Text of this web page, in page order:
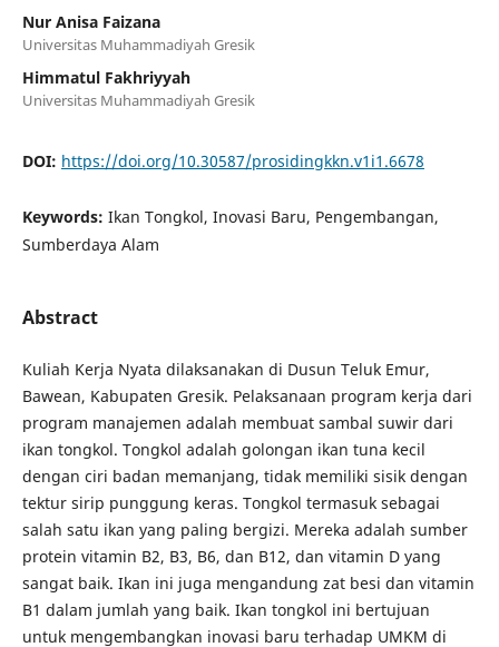
Nur Anisa Faizana
Universitas Muhammadiyah Gresik
Himmatul Fakhriyyah
Universitas Muhammadiyah Gresik
DOI: https://doi.org/10.30587/prosidingkkn.v1i1.6678
Keywords: Ikan Tongkol, Inovasi Baru, Pengembangan,
Sumberdaya Alam
Abstract
Kuliah Kerja Nyata dilaksanakan di Dusun Teluk Emur,
Bawean, Kabupaten Gresik. Pelaksanaan program kerja dari
program manajemen adalah membuat sambal suwir dari
ikan tongkol. Tongkol adalah golongan ikan tuna kecil
dengan ciri badan memanjang, tidak memiliki sisik dengan
tektur sirip punggung keras. Tongkol termasuk sebagai
salah satu ikan yang paling bergizi. Mereka adalah sumber
protein vitamin B2, B3, B6, dan B12, dan vitamin D yang
sangat baik. Ikan ini juga mengandung zat besi dan vitamin
B1 dalam jumlah yang baik. Ikan tongkol ini bertujuan
untuk mengembangkan inovasi baru terhadap UMKM di